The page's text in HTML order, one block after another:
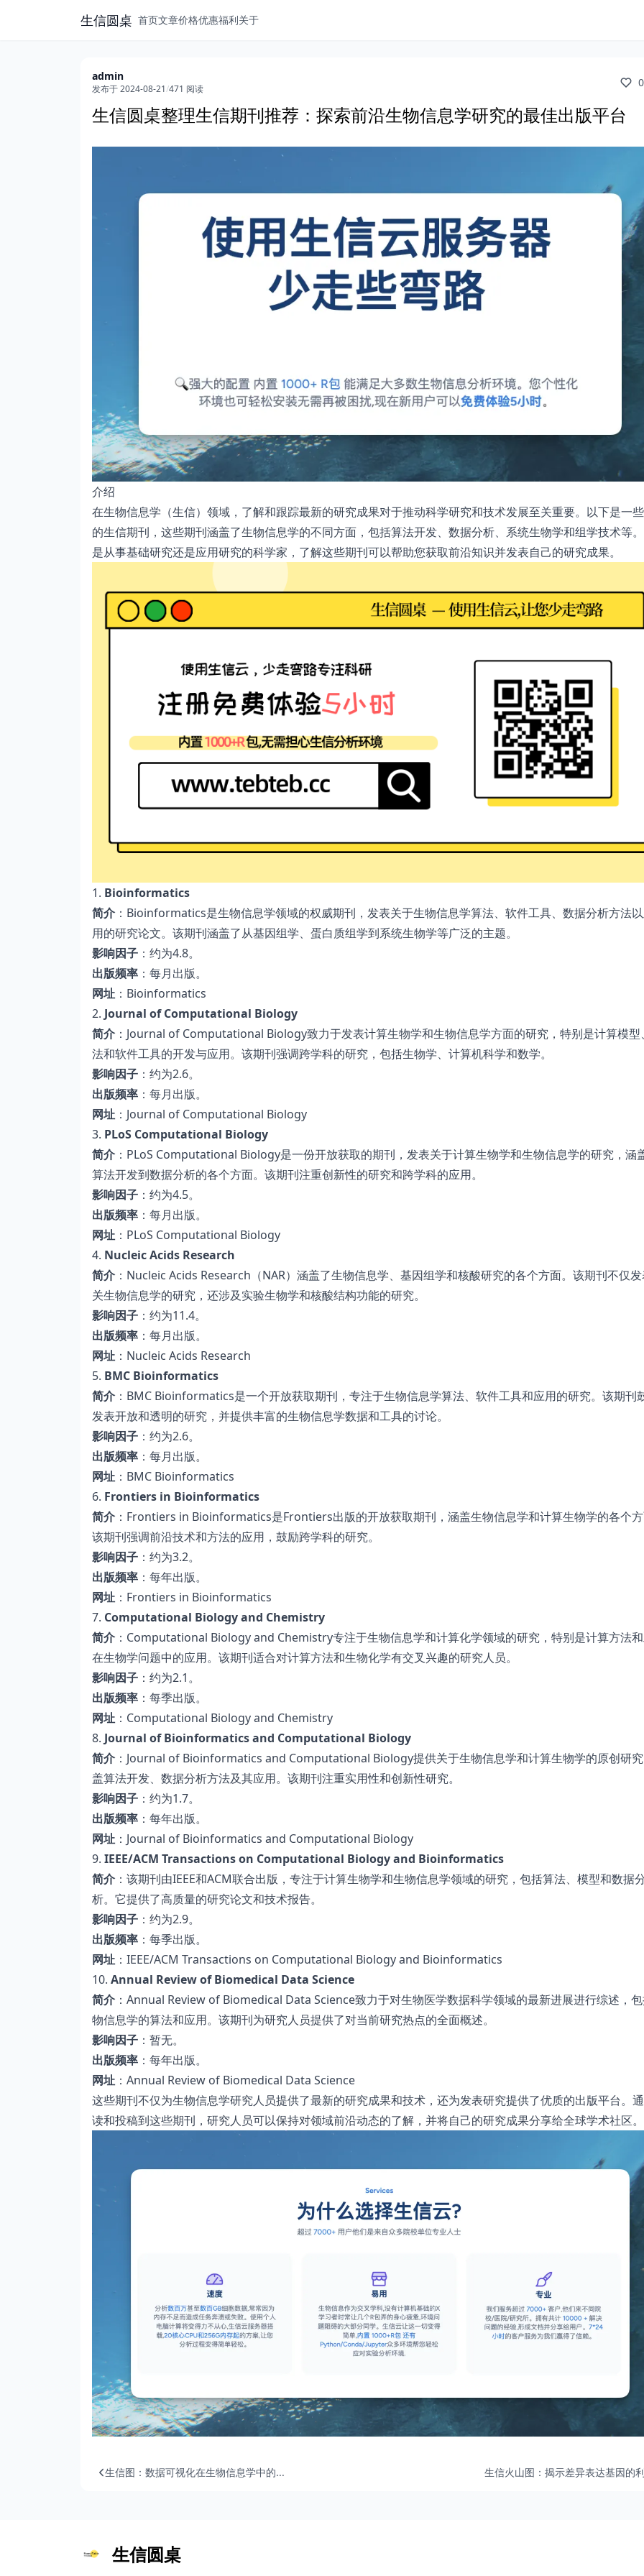
生信圆桌 首页文章价格优惠福利关于
admin
发布于 2024-08-21/471 阅读 0
生信圆桌整理生信期刊推荐：探索前沿生物信息学研究的最佳出版平台
介绍
在生物信息学（生信）领域，了解和跟踪最新的研究成果对于推动科学研究和技术发展至关重要。以下是一
的生信期刊，这些期刊涵盖了生物信息学的不同方面，包括算法开发、数据分析、系统生物学和组学技术等
是从事基础研究还是应用研究的科学家，了解这些期刊可以帮助您获取前沿知识并发表自己的研究成果。
1. Bioinformatics
简介 ：Bioinformatics是生物信息学领域的权威期刊，发表关于生物信息学算法、软件工具、数据分析方法
用的研究论文。该期刊涵盖了从基因组学、蛋白质组学到系统生物学等广泛的主题。
影响因子 ：约为4.8。
出版频率 ：每月出版。
网址 ：Bioinformatics
2. Journal of Computational Biology
简介 ：Journal of Computational Biology致力于发表计算生物学和生物信息学方面的研究，特别是计算模型
法和软件工具的开发与应用。该期刊强调跨学科的研究，包括生物学、计算机科学和数学。
影响因子 ：约为2.6。
出版频率 ：每月出版。
网址 ：Journal of Computational Biology
3. PLoS Computational Biology
简介 ：PLoS Computational Biology是一份开放获取的期刊，发表关于计算生物学和生物信息学的研究，涵
算法开发到数据分析的各个方面。该期刊注重创新性的研究和跨学科的应用。
影响因子 ：约为4.5。
出版频率 ：每月出版。
网址 ：PLoS Computational Biology
4. Nucleic Acids Research
简介 ：Nucleic Acids Research（NAR）涵盖了生物信息学、基因组学和核酸研究的各个方面。该期刊不仅
关生物信息学的研究，还涉及实验生物学和核酸结构功能的研究。
影响因子 ：约为11.4。
出版频率 ：每月出版。
网址 ：Nucleic Acids Research
5. BMC Bioinformatics
简介 ：BMC Bioinformatics是一个开放获取期刊，专注于生物信息学算法、软件工具和应用的研究。该期刊
发表开放和透明的研究，并提供丰富的生物信息学数据和工具的讨论。
影响因子 ：约为2.6。
出版频率 ：每月出版。
网址 ：BMC Bioinformatics
6. Frontiers in Bioinformatics
简介 ：Frontiers in Bioinformatics是Frontiers出版的开放获取期刊，涵盖生物信息学和计算生物学的各个
该期刊强调前沿技术和方法的应用，鼓励跨学科的研究。
影响因子 ：约为3.2。
出版频率 ：每年出版。
网址 ：Frontiers in Bioinformatics
7. Computational Biology and Chemistry
简介 ：Computational Biology and Chemistry专注于生物信息学和计算化学领域的研究，特别是计算方法
在生物学问题中的应用。该期刊适合对计算方法和生物化学有交叉兴趣的研究人员。
影响因子 ：约为2.1。
出版频率 ：每季出版。
网址 ：Computational Biology and Chemistry
8. Journal of Bioinformatics and Computational Biology
简介 ：Journal of Bioinformatics and Computational Biology提供关于生物信息学和计算生物学的原创研
盖算法开发、数据分析方法及其应用。该期刊注重实用性和创新性研究。
影响因子 ：约为1.7。
出版频率 ：每年出版。
网址 ：Journal of Bioinformatics and Computational Biology
9. IEEE/ACM Transactions on Computational Biology and Bioinformatics
简介 ：该期刊由IEEE和ACM联合出版，专注于计算生物学和生物信息学领域的研究，包括算法、模型和数据
析。它提供了高质量的研究论文和技术报告。
影响因子 ：约为2.9。
出版频率 ：每季出版。
网址 ： IEEE/ACM Transactions on Computational Biology and Bioinformatics
10. Annual Review of Biomedical Data Science
简介 ：Annual Review of Biomedical Data Science致力于对生物医学数据科学领域的最新进展进行综述，
物信息学的算法和应用。该期刊为研究人员提供了对当前研究热点的全面概述。
影响因子 ：暂无。
出版频率 ：每年出版。
网址 ：Annual Review of Biomedical Data Science
这些期刊不仅为生物信息学研究人员提供了最新的研究成果和技术，还为发表研究提供了优质的出版平台。
读和投稿到这些期刊，研究人员可以保持对领域前沿动态的了解，并将自己的研究成果分享给全球学术社区。
生信图：数据可视化在生物信息学中的... 生信火山图：揭示差异表达基因的
生信圆桌